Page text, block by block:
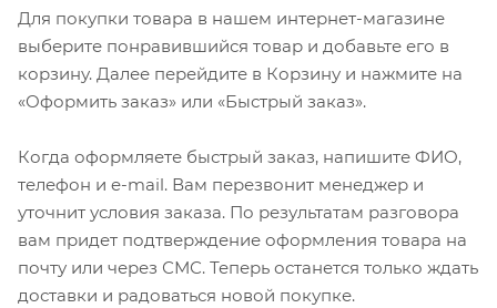
Для покупки товара в нашем интернет-магазине
выберите понравившийся товар и добавьте его в
корзину. Далее перейдите в Корзину и нажмите на
«Оформить заказ» или «Быстрый заказ».
Когда оформляете быстрый заказ, напишите ФИО,
телефон и e-mail. Вам перезвонит менеджер и
уточнит условия заказа. По результатам разговора
вам придет подтверждение оформления товара на
почту или через СМС. Теперь останется только ждать
доставки и радоваться новой покупке.